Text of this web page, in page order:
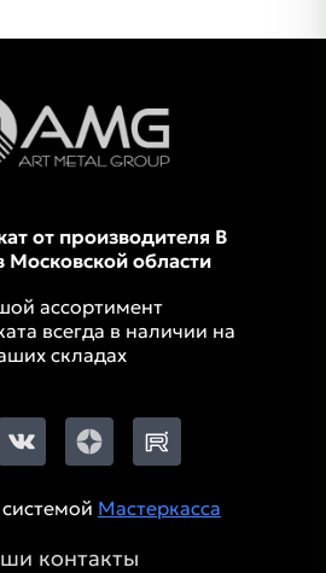
от производителя В
Московской области
ассортимент
всегда в наличии на
складах
Мастеркасса
контакты